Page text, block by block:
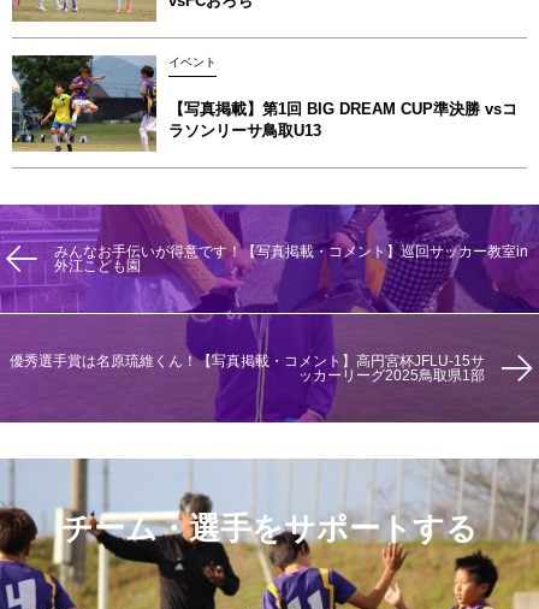
イベント
【写真掲載】第1回 BIG DREAM CUP準決勝 vsコ
ラソンリーサ鳥取U13
みんなお手伝いが得意です！【写真掲載・コメント】巡回サッカー教室in
外江こども園
優秀選手賞は名原琉維くん！【写真掲載・コメント】高円宮杯JFLU-15サ
ッカーリーグ2025鳥取県1部
チーム・選手をサポートする